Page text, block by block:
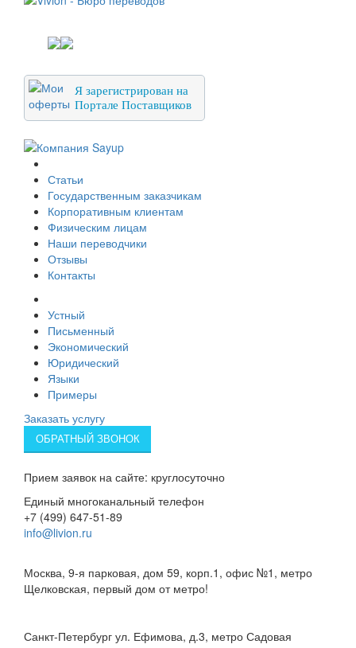
Я зарегистрирован на
Портале Поставщиков
Статьи
Государственным заказчикам
Корпоративным клиентам
Физическим лицам
Наши переводчики
Отзывы
Контакты
Устный
Письменный
Экономический
Юридический
Языки
Примеры
Заказать услугу
ОБРАТНЫЙ ЗВОНОК
Прием заявок на сайте: круглосуточно
Единый многоканальный телефон
+7 (499) 647-51-89
info@livion.ru
Москва, 9-я парковая, дом 59, корп.1, офис №1, метро
Щелковская, первый дом от метро!
Санкт-Петербург ул. Ефимова, д.3, метро Садовая